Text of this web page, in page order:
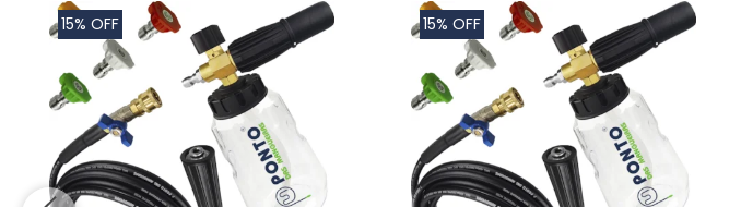
15% OFF 15% OFF